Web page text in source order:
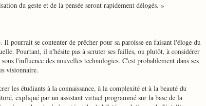
du geste et de la pensée seront rapidement délogés. »
pourrait se contenter de prêcher pour sa paroisse en faisant l'éloge du
Pourtant, il n'hésite pas à scruter ses failles, ou plutôt, à considérer
l'influence des nouvelles technologies. C'est probablement dans ses
visionnaire.
les étudiants à la connaissance, à la complexité et à la beauté du
expliqué par un assistant virtuel programmé sur la base de la